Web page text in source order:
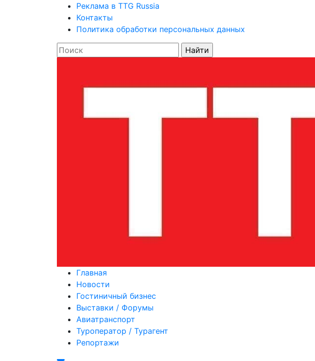
Реклама в TTG Russia
Контакты
Политика обработки персональных данных
Главная
Новости
Гостиничный бизнес
Выставки / Форумы
Авиатранспорт
Туроператор / Турагент
Репортажи